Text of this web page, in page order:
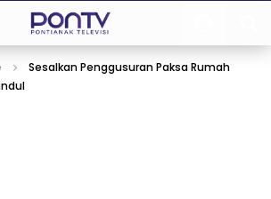
Sesalkan Penggusuran Paksa Rumah